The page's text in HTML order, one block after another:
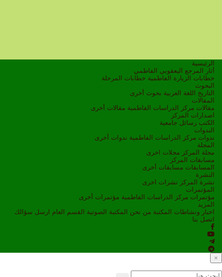
الرئيسية
أثار المرجع اليعقوبي الفاطمي
خطابات الزيارة الفاطمية خطابات المرحلة
البحوث
التاريخ
اللغة العربية بحوث أخرى
المقالات
مقالات مركز الدراسات الفاطمية مقالات أخرى
اصدارات المركز
الكتب رسائل جامعية
الندوات
ندوات مركز الدراسات الفاطمية ندوات أخرى
المجلة
مجلة المركز مجلات اخرى
مسابقات المركز
المسابقات مسابقات أخرى
النشرة
نشرة المركز نشرات اخرى
المؤتمرات
مؤتمرات مركز الدراسات الفاطمية مؤتمرات أخرى
المزيد
اخبار ونشاطات
المكتبة من نحن المكتبة الصوتية القسم العام ارسل سؤالك
اتصل بنا
×